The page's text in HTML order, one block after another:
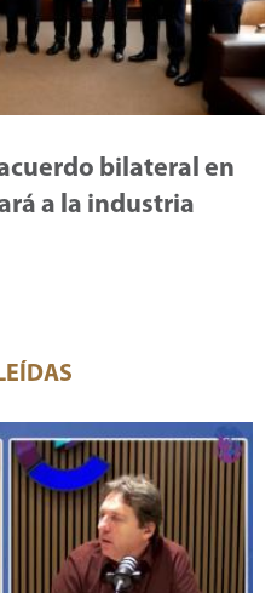
bilateral en
a la industria